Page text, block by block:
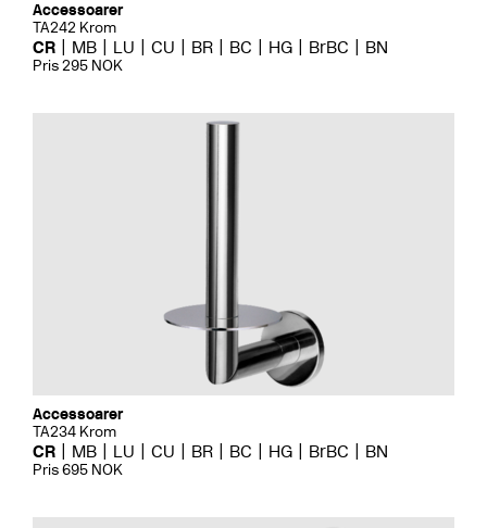
Accessoarer
TA242 Krom
CR MB LU CU BR BC HG BrBC BN
Pris 295 NOK
Accessoarer
TA234 Krom
CR MB LU CU BR BC HG BrBC BN
Pris 695 NOK